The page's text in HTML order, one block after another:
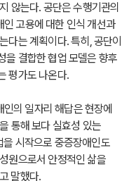
않는다. 공단은 수행기관의
고용에 대한 인식 개선과
다는 계획이다. 특히, 공단이
을 결합한 협업 모델은 향후
평가도 나온다.
의 일자리 해답은 현장에
통해 보다 실효성 있는
을 시작으로 중증장애인도
원으로서 안정적인 삶을
말했다.